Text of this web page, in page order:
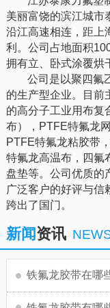
美丽富饶的滨江城市
沿江高速相连，距上
利。公司占地面积
拥有立、卧式涂覆烘
公司是以聚四氟
的生产型企业。目前
的高分子工业用布复
布），PTFE特氟龙
PTFE特氟龙粘胶带
特氟龙高温布，四氟
盘垫等。公司优质的
广泛客户的好评与信
跨出了国门。
新闻资讯
铁氟龙胶带在哪